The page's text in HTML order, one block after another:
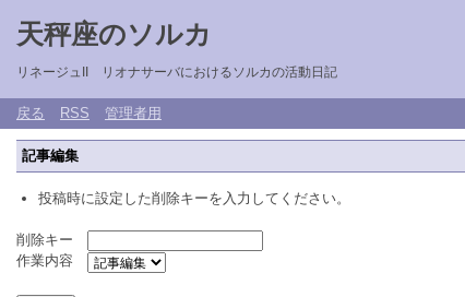
天秤座のソルカ
リネージュII リオナサーバにおけるソルカの活動日記
戻る RSS 管理者用
記事編集
投稿時に設定した削除キーを入力してください。
削除キー
作業内容